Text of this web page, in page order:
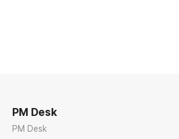
PM Desk
PM Desk